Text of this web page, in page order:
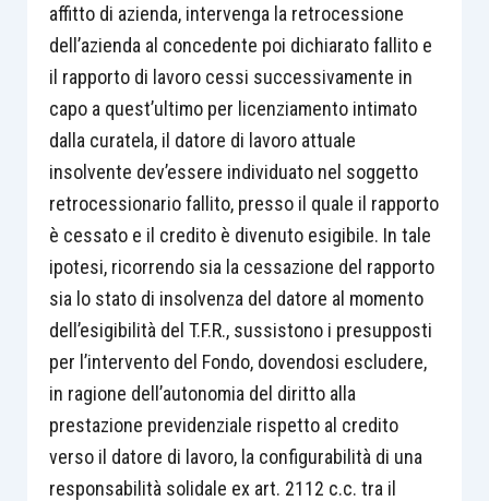
affitto di azienda, intervenga la retrocessione
dell’azienda al concedente poi dichiarato fallito e
il rapporto di lavoro cessi successivamente in
capo a quest’ultimo per licenziamento intimato
dalla curatela, il datore di lavoro attuale
insolvente dev’essere individuato nel soggetto
retrocessionario fallito, presso il quale il rapporto
è cessato e il credito è divenuto esigibile. In tale
ipotesi, ricorrendo sia la cessazione del rapporto
sia lo stato di insolvenza del datore al momento
dell’esigibilità del T.F.R., sussistono i presupposti
per l’intervento del Fondo, dovendosi escludere,
in ragione dell’autonomia del diritto alla
prestazione previdenziale rispetto al credito
verso il datore di lavoro, la configurabilità di una
responsabilità solidale ex art. 2112 c.c. tra il